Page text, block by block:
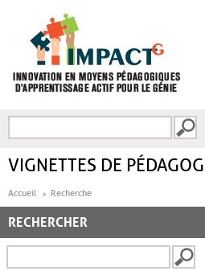
FORMULAIRE DE
VIGNETTES DE
Accueil Recherche
RECHERCHER